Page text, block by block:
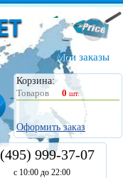
Мои заказы
Корзина:
Товаров
0 шт.
Оформить заказ
999-37-07
с 10:00 до 22:00